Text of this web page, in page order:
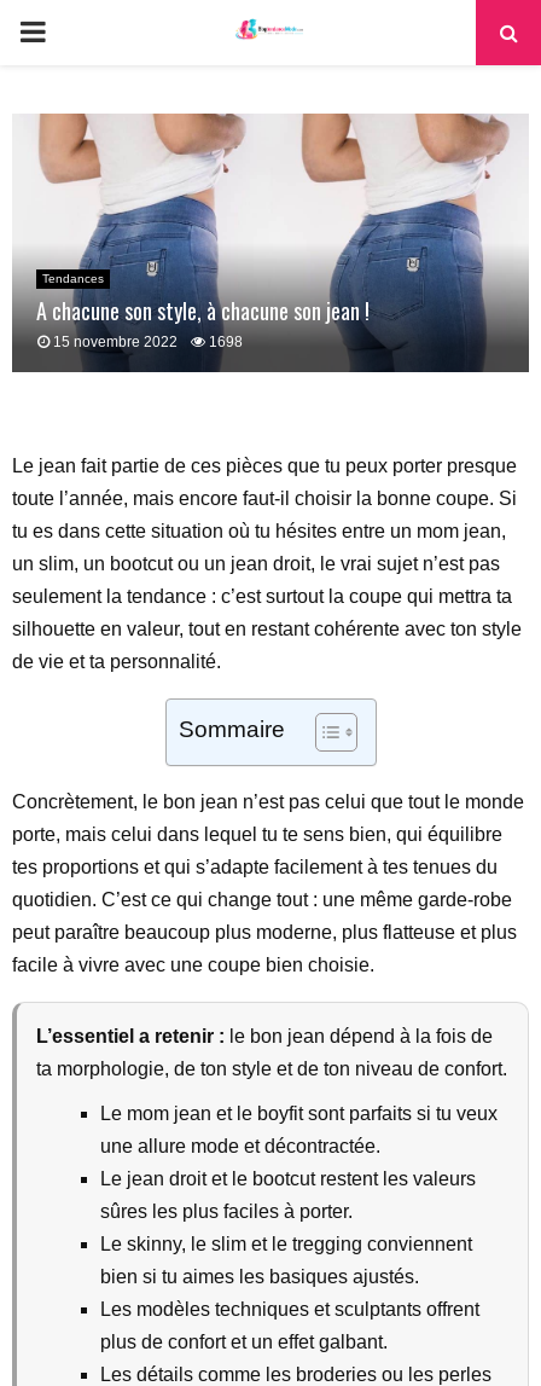
PRIMARY
Tendances
A chacune son style, à chacune son jean !
15 novembre 2022 1698
Le jean fait partie de ces pièces que tu peux porter presque
toute l’année, mais encore faut-il choisir la bonne coupe. Si
tu es dans cette situation où tu hésites entre un mom jean,
un slim, un bootcut ou un jean droit, le vrai sujet n’est pas
seulement la tendance : c’est surtout la coupe qui mettra ta
silhouette en valeur, tout en restant cohérente avec ton style
de vie et ta personnalité.
Sommaire
Concrètement, le bon jean n’est pas celui que tout le monde
porte, mais celui dans lequel tu te sens bien, qui équilibre
tes proportions et qui s’adapte facilement à tes tenues du
quotidien. C’est ce qui change tout : une même garde-robe
peut paraître beaucoup plus moderne, plus flatteuse et plus
facile à vivre avec une coupe bien choisie.
L’essentiel a retenir : le bon jean dépend à la fois de
ta morphologie, de ton style et de ton niveau de confort.
Le mom jean et le boyfit sont parfaits si tu veux
une allure mode et décontractée.
Le jean droit et le bootcut restent les valeurs
sûres les plus faciles à porter.
Le skinny, le slim et le tregging conviennent
bien si tu aimes les basiques ajustés.
Les modèles techniques et sculptants offrent
plus de confort et un effet galbant.
Les détails comme les broderies ou les perles